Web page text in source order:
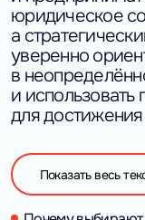
юридическое
а
уверенно
в
и
для
объединяющая
опыт,
и
Мы работаем на
Показать весь